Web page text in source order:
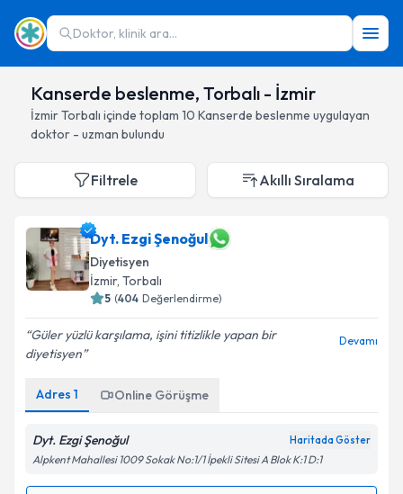
Doktor, klinik ara...
Kanserde beslenme, Torbalı - İzmir
İzmirTorbalı içinde toplam 10 Kanserde beslenme uygulayan
doktor - uzman bulundu
Filtrele Akıllı Sıralama
Dyt. Ezgi Şenoğul
Diyetisyen
İzmir, Torbalı
5 (404 Değerlendirme)
Güler yüzlü karşılama, işini titizlikle yapan bir
diyetisyen
Devamı
Adres 1 Online Görüşme
Dyt. Ezgi Şenoğul Haritada Göster
Alpkent Mahallesi 1009 Sokak No:1/1 İpekli Sitesi A Blok K:1 D:1